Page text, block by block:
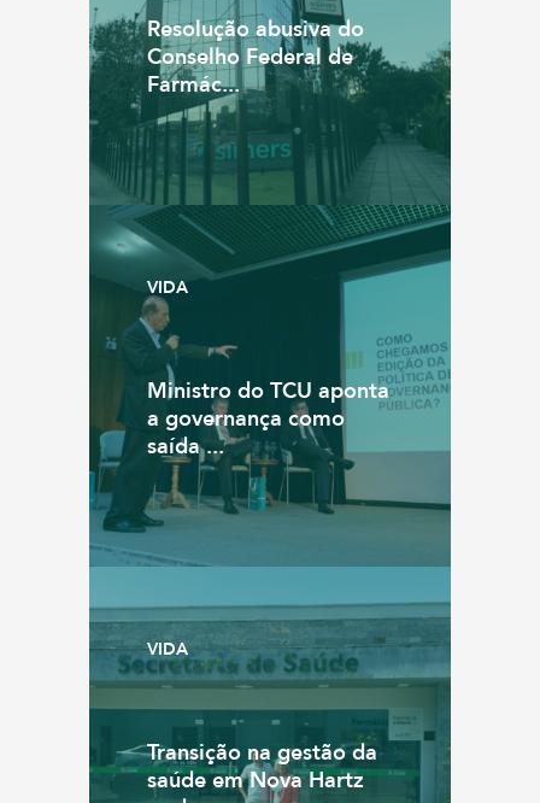
Resolução abusiva do
Conselho Federal de
Farmác...
VIDA
Ministro do TCU aponta
a governança como
saída ...
VIDA
Transição na gestão da
saúde em Nova Hartz